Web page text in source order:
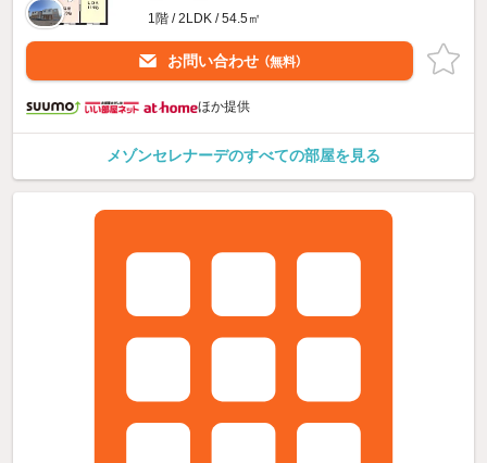
1階 / 2LDK / 54.5㎡
お問い合わせ （無料）
ほか提供
メゾンセレナーデのすべての部屋を見る